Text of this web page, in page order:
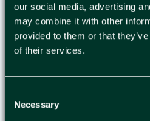
our social media, advertising
may combine it with other
provided to them or that
of their services.
Selection
Necessary
Lätta skyddsglasögon med
som täcker ögonen
med lins i polykarbonat
Lins med utmärkt
Uppfyller kraven enligt SS-